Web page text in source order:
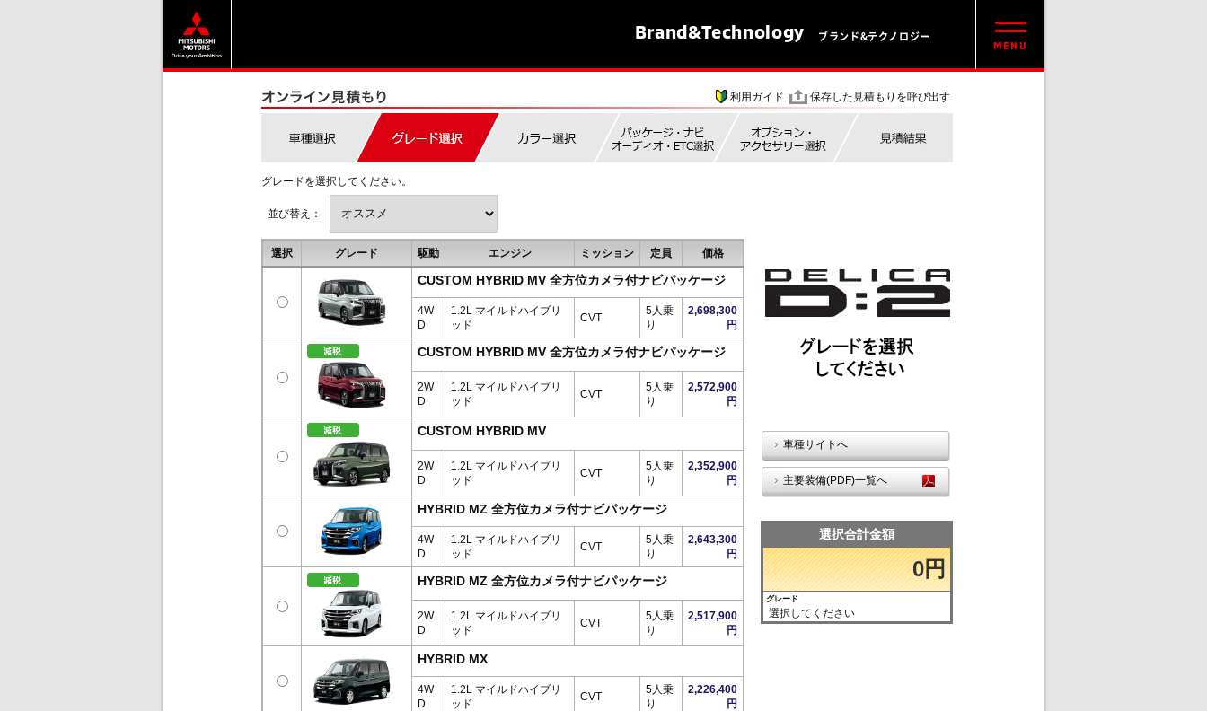
Brand&Technology ブランド&テクノロジー
利用ガイド 保存した見積もりを呼び出す
グレードを選択してください。
並び替え：
選択 グレード 駆動 エンジン ミッション 定員 価格
CUSTOM HYBRID MV 全方位カメラ付ナビパッケージ
4W
D
1.2L マイルドハイブリ
ッド
CVT
5人乗
り
2,698,300
円
CUSTOM HYBRID MV 全方位カメラ付ナビパッケージ
2W
D
1.2L マイルドハイブリ
ッド
CVT
5人乗
り
2,572,900
円
CUSTOM HYBRID MV
2W
D
1.2L マイルドハイブリ
ッド
CVT
5人乗
り
2,352,900
円
HYBRID MZ 全方位カメラ付ナビパッケージ
4W
D
1.2L マイルドハイブリ
ッド
CVT
5人乗
り
2,643,300
円
HYBRID MZ 全方位カメラ付ナビパッケージ
2W
D
1.2L マイルドハイブリ
ッド
CVT
5人乗
り
2,517,900
円
HYBRID MX
4W
D
1.2L マイルドハイブリ
ッド
CVT
5人乗
り
2,226,400
円
車種サイトへ
主要装備(PDF)一覧へ
選択合計金額
0円
グレード
選択してください